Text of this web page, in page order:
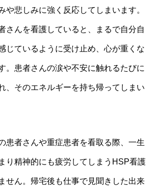
や悲しみに強く反応してしまいます。
さんを看護していると、まるで自分自
じているように受け止め、心が重くな
。患者さんの涙や不安に触れるたびに
、そのエネルギーを持ち帰ってしまい
患者さんや重症患者を看取る際、一生
り精神的にも疲労してしまうHSP看護
せん。帰宅後も仕事で見聞きした出来